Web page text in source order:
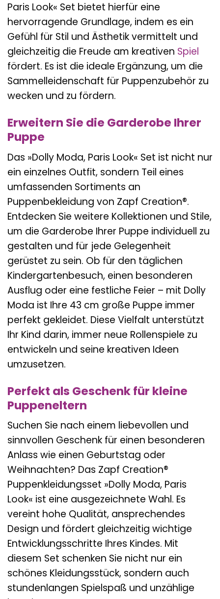
Paris Look« Set bietet hierfür eine
hervorragende Grundlage, indem es ein
Gefühl für Stil und Ästhetik vermittelt und
gleichzeitig die Freude am kreativen Spiel
fördert. Es ist die ideale Ergänzung, um die
Sammelleidenschaft für Puppenzubehör zu
wecken und zu fördern.
Erweitern Sie die Garderobe Ihrer
Puppe
Das »Dolly Moda, Paris Look« Set ist nicht nur
ein einzelnes Outfit, sondern Teil eines
umfassenden Sortiments an
Puppenbekleidung von Zapf Creation®.
Entdecken Sie weitere Kollektionen und Stile,
um die Garderobe Ihrer Puppe individuell zu
gestalten und für jede Gelegenheit
gerüstet zu sein. Ob für den täglichen
Kindergartenbesuch, einen besonderen
Ausflug oder eine festliche Feier – mit Dolly
Moda ist Ihre 43 cm große Puppe immer
perfekt gekleidet. Diese Vielfalt unterstützt
Ihr Kind darin, immer neue Rollenspiele zu
entwickeln und seine kreativen Ideen
umzusetzen.
Perfekt als Geschenk für kleine
Puppeneltern
Suchen Sie nach einem liebevollen und
sinnvollen Geschenk für einen besonderen
Anlass wie einen Geburtstag oder
Weihnachten? Das Zapf Creation®
Puppenkleidungsset »Dolly Moda, Paris
Look« ist eine ausgezeichnete Wahl. Es
vereint hohe Qualität, ansprechendes
Design und fördert gleichzeitig wichtige
Entwicklungsschritte Ihres Kindes. Mit
diesem Set schenken Sie nicht nur ein
schönes Kleidungsstück, sondern auch
stundenlangen Spielspaß und unzählige